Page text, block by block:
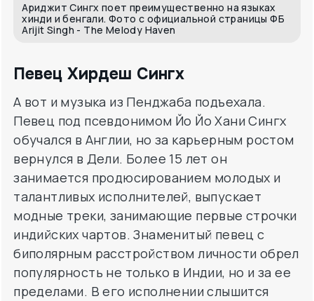
Ариджит Сингх поет преимущественно на языках
хинди и бенгали. Фото с официальной страницы ФБ
Arijit Singh - The Melody Haven
Певец Хирдеш Сингх
А вот и музыка из Пенджаба подъехала.
Певец под псевдонимом Йо Йо Хани Сингх
обучался в Англии, но за карьерным ростом
вернулся в Дели. Более 15 лет он
занимается продюсированием молодых и
талантливых исполнителей, выпускает
модные треки, занимающие первые строчки
индийских чартов. Знаменитый певец с
биполярным расстройством личности обрел
популярность не только в Индии, но и за ее
пределами. В его исполнении слышится